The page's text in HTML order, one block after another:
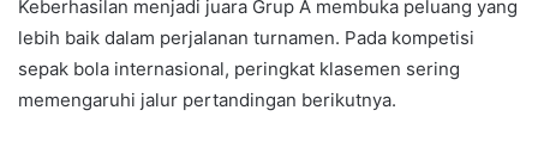
Keberhasilan menjadi juara Grup A membuka peluang yang
lebih baik dalam perjalanan turnamen. Pada kompetisi
sepak bola internasional, peringkat klasemen sering
memengaruhi jalur pertandingan berikutnya.